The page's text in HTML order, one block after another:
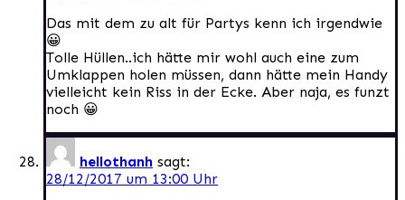
Das mit dem zu alt für Partys kenn ich irgendwie
😀
Tolle Hüllen..ich hätte mir wohl auch eine zum
Umklappen holen müssen, dann hätte mein Handy
vielleicht kein Riss in der Ecke. Aber naja, es funzt
noch 😀
hellothanh sagt:
28/12/2017 um 13:00 Uhr